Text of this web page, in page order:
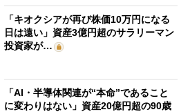
「キオクシアが再び株価10万円になる
日は遠い」資産3億円超のサラリーマン
投資家が…
「AI・半導体関連が“本命”であること
に変わりはない」資産20億円超の90歳